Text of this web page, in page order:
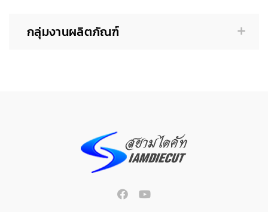
กลุ่มงานผลิตภัณฑ์